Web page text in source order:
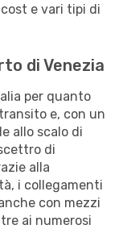
e vari tipi di
di Venezia
per quanto
e, con un
allo scalo di
di
alla
i collegamenti
con mezzi
ai numerosi